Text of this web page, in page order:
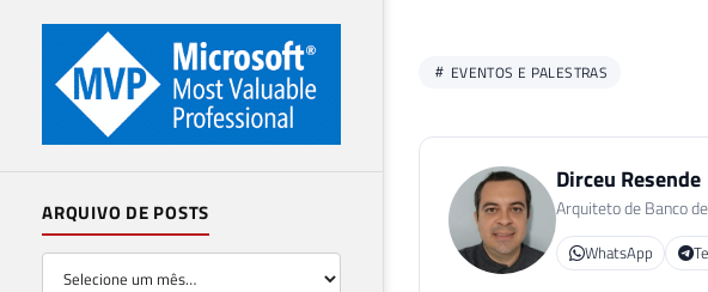
ARQUIVO DE POSTS
EVENTOS E PALESTRAS
Dirceu Resende
Arquiteto de Banco
WhatsApp